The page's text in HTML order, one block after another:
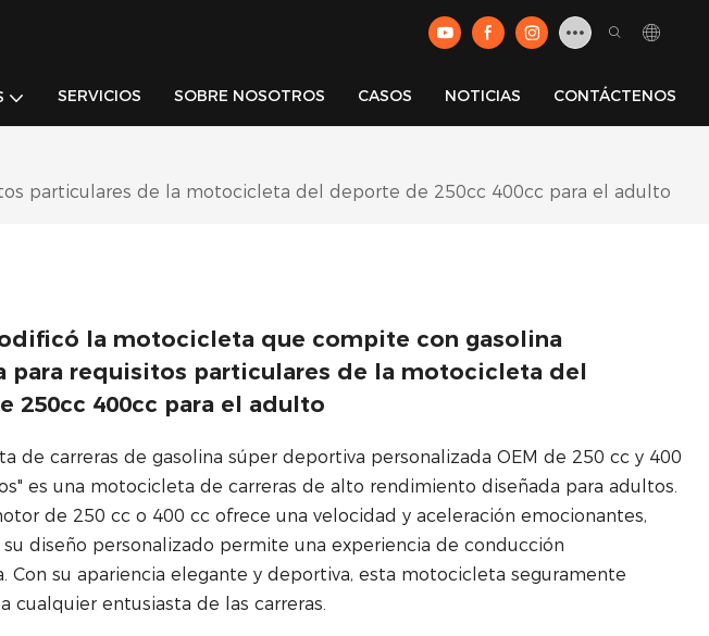
SERVICIOS SOBRE NOSOTROS CASOS NOTICIAS CONTÁCTENOS
particulares de la motocicleta del deporte de 250cc 400cc para el adulto
la motocicleta que compite con gasolina
para requisitos particulares de la motocicleta del
250cc 400cc para el adulto
de carreras de gasolina súper deportiva personalizada OEM de 250 cc y 400
es una motocicleta de carreras de alto rendimiento diseñada para adultos.
de 250 cc o 400 cc ofrece una velocidad y aceleración emocionantes,
diseño personalizado permite una experiencia de conducción
Con su apariencia elegante y deportiva, esta motocicleta seguramente
cualquier entusiasta de las carreras.